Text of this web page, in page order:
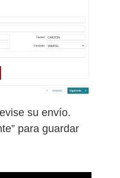
su envío.
para guardar